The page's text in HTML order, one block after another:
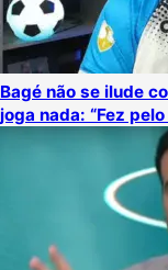
Bagé não se ilude
joga nada: “Fez